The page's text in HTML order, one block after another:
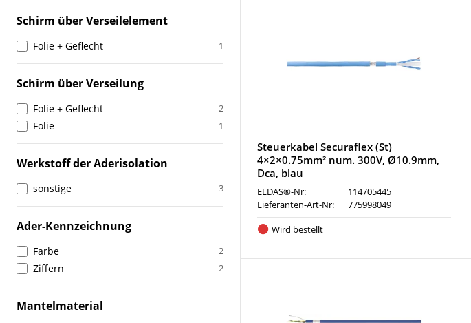
Schirm über Verseilelement
Folie + Geflecht 1
Schirm über Verseilung
Folie + Geflecht 2
Folie 1
Werkstoff der Aderisolation
sonstige 3
Ader-Kennzeichnung
Farbe 2
Ziffern 2
Mantelmaterial
Steuerkabel Securaflex (St)
4×2×0.75mm² num. 300V, Ø10.9mm,
Dca, blau
ELDAS®-Nr:
114705445
Lieferanten-Art-Nr:
775998049
Wird bestellt